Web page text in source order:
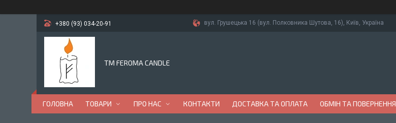
+380 (93) 034-20-91 вул. Грушецька 16 (вул. Полковника Шутова, 16), Київ, Україна
TM FEROMA CANDLE
ГОЛОВНА ТОВАРИ ПРО НАС КОНТАКТИ ДОСТАВКА ТА ОПЛАТА ОБМІН ТА ПОВЕРНЕННЯ